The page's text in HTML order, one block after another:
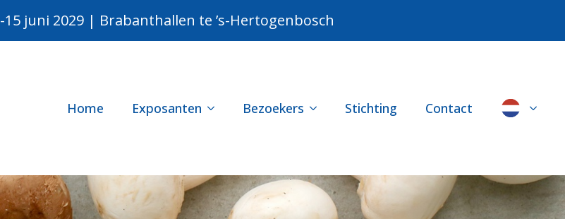
15 juni 2029 | Brabanthallen te ’s-Hertogenbosch
Home Exposanten Bezoekers Stichting Contact